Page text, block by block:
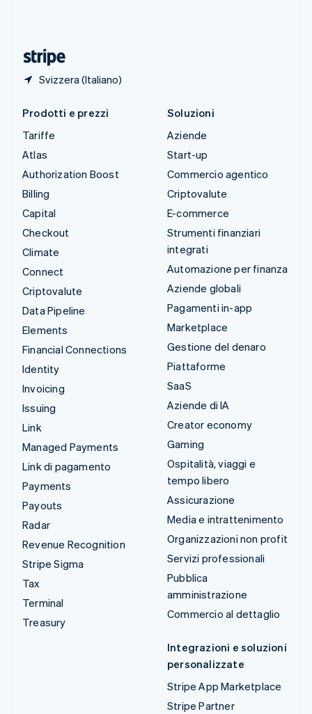
Svizzera (Italiano)
Prodotti e prezzi
Tariffe
Atlas
Authorization Boost
Billing
Capital
Checkout
Climate
Connect
Criptovalute
Data Pipeline
Elements
Financial Connections
Identity
Invoicing
Issuing
Link
Managed Payments
Link di pagamento
Payments
Payouts
Radar
Revenue Recognition
Stripe Sigma
Tax
Terminal
Treasury
Soluzioni
Aziende
Start-up
Commercio agentico
Criptovalute
E-commerce
Strumenti finanziari
integrati
Automazione per finanza
Aziende globali
Pagamenti in-app
Marketplace
Gestione del denaro
Piattaforme
SaaS
Aziende di IA
Creator economy
Gaming
Ospitalità, viaggi e
tempo libero
Assicurazione
Media e intrattenimento
Organizzazioni non profit
Servizi professionali
Pubblica
amministrazione
Commercio al dettaglio
Integrazioni e soluzioni
personalizzate
Stripe App Marketplace
Stripe Partner